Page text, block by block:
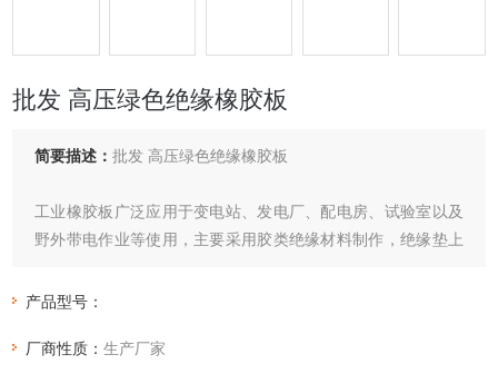
批发 高压绿色绝缘橡胶板
简要描述：批发 高压绿色绝缘橡胶板
工业橡胶板广泛应用于变电站、发电厂、配电房、试验室以及
野外带电作业等使用，主要采用胶类绝缘材料制作，绝缘垫上
产品型号：
厂商性质：生产厂家